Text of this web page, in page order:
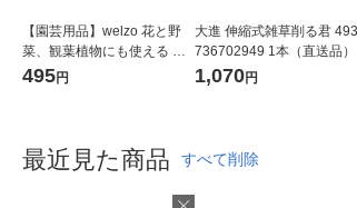
【園芸用品】welzo 花と野
菜、観葉植物にも使える か
るい培養土 10L オリジナル
495円
大進 伸縮式雑草削る君
736702949 1本（直送品）
1,070円
最近見た商品 すべて削除